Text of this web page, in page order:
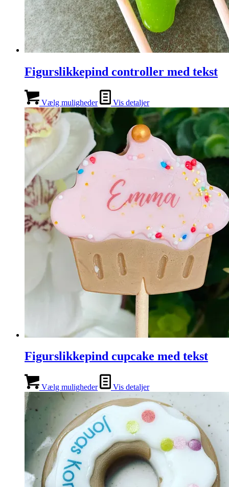
Figurslikkepind controller med tekst
Vælg muligheder Vis detaljer
Figurslikkepind cupcake med tekst
Vælg muligheder Vis detaljer